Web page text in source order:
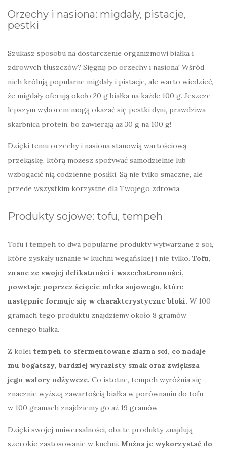
Orzechy i nasiona: migdały, pistacje,
pestki
Szukasz sposobu na dostarczenie organizmowi białka i
zdrowych tłuszczów? Sięgnij po orzechy i nasiona! Wśród
nich królują popularne migdały i pistacje, ale warto wiedzieć,
że migdały oferują około 20 g białka na każde 100 g. Jeszcze
lepszym wyborem mogą okazać się pestki dyni, prawdziwa
skarbnica protein, bo zawierają aż 30 g na 100 g!
Dzięki temu orzechy i nasiona stanowią wartościową
przekąskę, którą możesz spożywać samodzielnie lub
wzbogacić nią codzienne posiłki. Są nie tylko smaczne, ale
przede wszystkim korzystne dla Twojego zdrowia.
Produkty sojowe: tofu, tempeh
Tofu i tempeh to dwa popularne produkty wytwarzane z soi,
które zyskały uznanie w kuchni wegańskiej i nie tylko. Tofu,
znane ze swojej delikatności i wszechstronności,
powstaje poprzez ścięcie mleka sojowego, które
następnie formuje się w charakterystyczne bloki. W 100
gramach tego produktu znajdziemy około 8 gramów
cennego białka.
Z kolei tempeh to sfermentowane ziarna soi, co nadaje
mu bogatszy, bardziej wyrazisty smak oraz zwiększa
jego walory odżywcze. Co istotne, tempeh wyróżnia się
znacznie wyższą zawartością białka w porównaniu do tofu –
w 100 gramach znajdziemy go aż 19 gramów.
Dzięki swojej uniwersalności, oba te produkty znajdują
szerokie zastosowanie w kuchni. Można je wykorzystać do